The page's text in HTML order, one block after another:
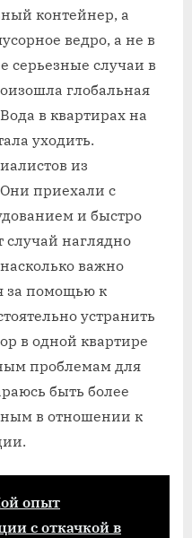
контейнер, а
ведро, а не в
серьезные случаи в
глобальная
в квартирах на
уходить.
из
приехали с
и быстро
случай наглядно
важно
за помощью к
устранить
в одной квартире
проблемам для
быть более
в отношении к
опыт
с откачкой в